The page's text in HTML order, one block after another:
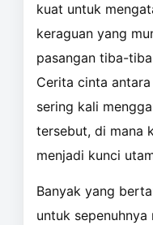
kuat untuk
keraguan yang
pasangan tiba-
Cerita cinta
sering kali
tersebut, di mana
menjadi kunci
Banyak yang
untuk sepenuhnya